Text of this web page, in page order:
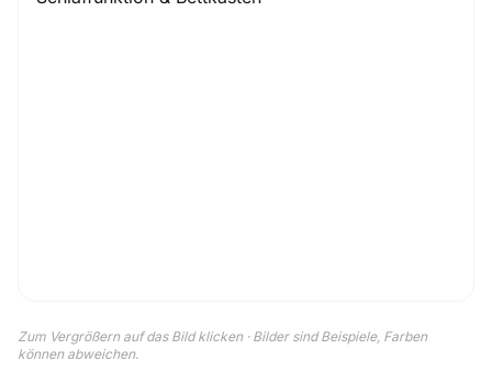
Zum Vergrößern auf das Bild klicken · Bilder sind Beispiele, Farben
können abweichen.